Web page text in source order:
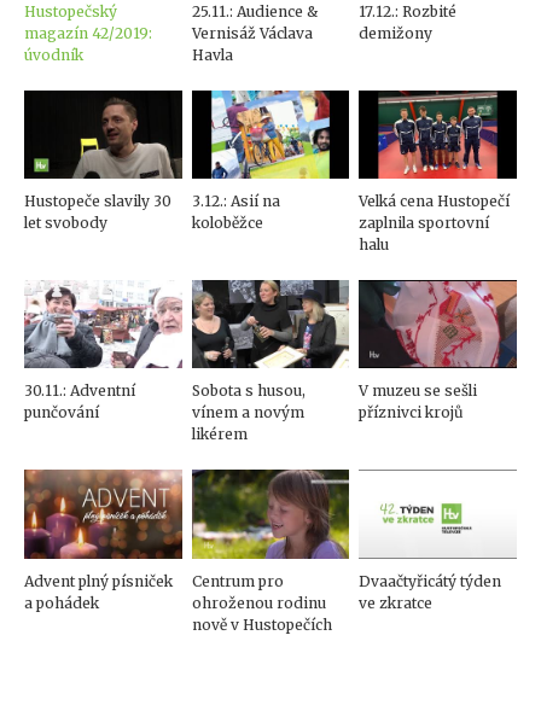
Hustopečský
magazín 42/2019:
úvodník
25.11.: Audience &
Vernisáž Václava
Havla
17.12.: Rozbité
demižony
Hustopeče slavily 30
let svobody
3.12.: Asií na
koloběžce
Velká cena Hustopečí
zaplnila sportovní
halu
30.11.: Adventní
punčování
Sobota s husou,
vínem a novým
likérem
V muzeu se sešli
příznivci krojů
Advent plný písniček
a pohádek
Centrum pro
ohroženou rodinu
nově v Hustopečích
Dvaačtyřicátý týden
ve zkratce